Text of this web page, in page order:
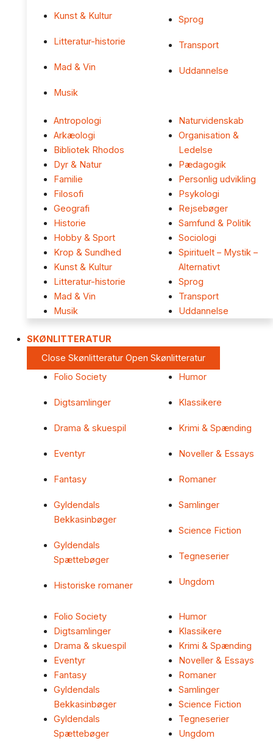
Kunst & Kultur
Litteratur-historie
Mad & Vin
Musik
Sprog
Transport
Uddannelse
Antropologi
Arkæologi
Bibliotek Rhodos
Dyr & Natur
Familie
Filosofi
Geografi
Historie
Hobby & Sport
Krop & Sundhed
Kunst & Kultur
Litteratur-historie
Mad & Vin
Musik
Naturvidenskab
Organisation &
Ledelse
Pædagogik
Personlig udvikling
Psykologi
Rejsebøger
Samfund & Politik
Sociologi
Spirituelt – Mystik –
Alternativt
Sprog
Transport
Uddannelse
SKØNLITTERATUR
Close Skønlitteratur Open Skønlitteratur
Folio Society
Digtsamlinger
Drama & skuespil
Eventyr
Fantasy
Gyldendals
Bekkasinbøger
Gyldendals
Spættebøger
Historiske romaner
Humor
Klassikere
Krimi & Spænding
Noveller & Essays
Romaner
Samlinger
Science Fiction
Tegneserier
Ungdom
Folio Society
Digtsamlinger
Drama & skuespil
Eventyr
Fantasy
Gyldendals
Bekkasinbøger
Gyldendals
Spættebøger
Humor
Klassikere
Krimi & Spænding
Noveller & Essays
Romaner
Samlinger
Science Fiction
Tegneserier
Ungdom